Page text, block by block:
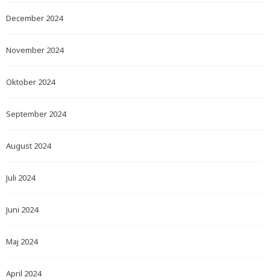
December 2024
November 2024
Oktober 2024
September 2024
August 2024
Juli 2024
Juni 2024
Maj 2024
April 2024